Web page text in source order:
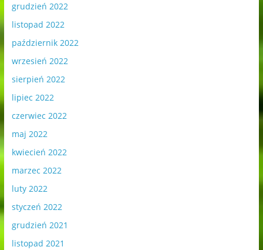
grudzień 2022
listopad 2022
październik 2022
wrzesień 2022
sierpień 2022
lipiec 2022
czerwiec 2022
maj 2022
kwiecień 2022
marzec 2022
luty 2022
styczeń 2022
grudzień 2021
listopad 2021